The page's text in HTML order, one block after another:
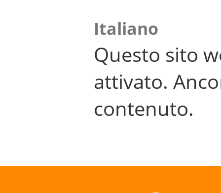
Italiano
Questo sito
attivato.
contenuto.